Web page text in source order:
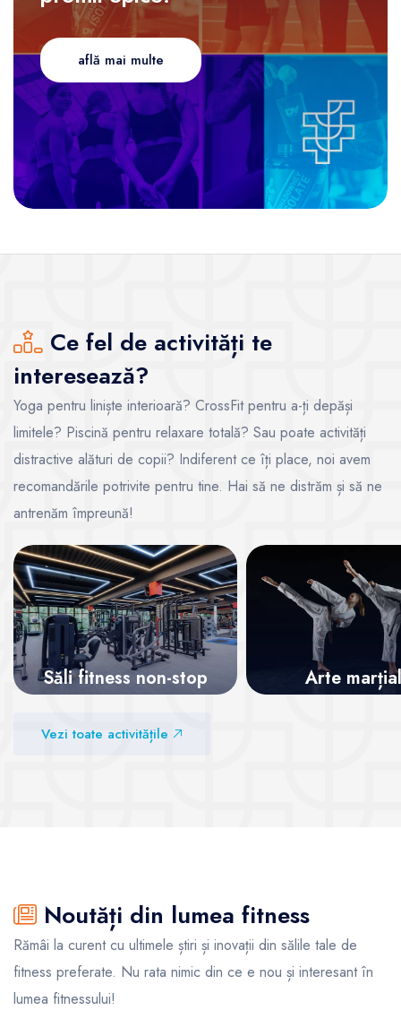
află mai multe
Ce fel de activități te
interesează?
Yoga pentru liniște interioară? CrossFit pentru a-ți depăși
limitele? Piscină pentru relaxare totală? Sau poate activități
distractive alături de copii? Indiferent ce îți place, noi avem
recomandările potrivite pentru tine. Hai să ne distrăm și să ne
antrenăm împreună!
Săli fitness non-stop
Vezi sălile
Arte
Vezi toate activitățile
Noutăți din lumea fitness
Rămâi la curent cu ultimele știri și inovații din sălile tale de
fitness preferate. Nu rata nimic din ce e nou și interesant în
lumea fitnessului!